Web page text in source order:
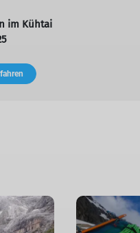
im Kühtai